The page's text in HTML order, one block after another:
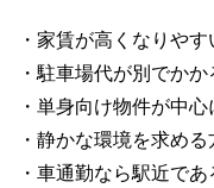
・家賃が高くなりやす
・駐車場代が別でか
・単身向け物件が中
・静かな環境を求め
・車通勤なら駅近で